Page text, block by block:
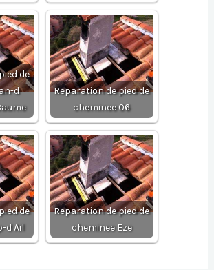
de
d
Reparation de pied de
cheminee 06
de
d Ail
Reparation de pied de
cheminee Eze